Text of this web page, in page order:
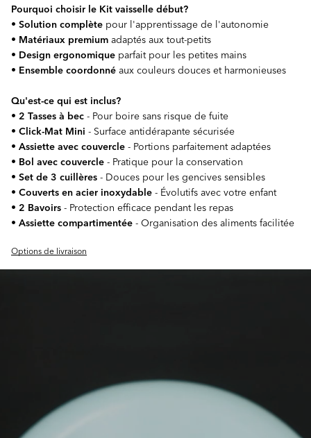
Pourquoi choisir le Kit vaisselle début?
• Solution complète pour l'apprentissage de l'autonomie
• Matériaux premium adaptés aux tout-petits
• Design ergonomique parfait pour les petites mains
• Ensemble coordonné aux couleurs douces et harmonieuses
Qu'est-ce qui est inclus?
• 2 Tasses à bec - Pour boire sans risque de fuite
• Click-Mat Mini - Surface antidérapante sécurisée
• Assiette avec couvercle - Portions parfaitement adaptées
• Bol avec couvercle - Pratique pour la conservation
• Set de 3 cuillères - Douces pour les gencives sensibles
• Couverts en acier inoxydable - Évolutifs avec votre enfant
• 2 Bavoirs - Protection efficace pendant les repas
• Assiette compartimentée - Organisation des aliments facilitée
Options de livraison